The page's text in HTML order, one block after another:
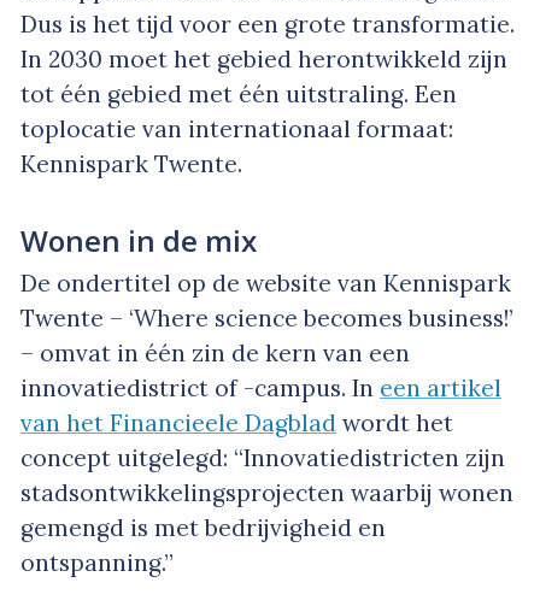
Dus is het tijd voor een grote transformatie.
In 2030 moet het gebied herontwikkeld zijn
tot één gebied met één uitstraling. Een
toplocatie van internationaal formaat:
Kennispark Twente.
Wonen in de mix
De ondertitel op de website van Kennispark
Twente – ‘Where science becomes business!’
– omvat in één zin de kern van een
innovatiedistrict of -campus. In een artikel
van het Financieele Dagblad wordt het
concept uitgelegd: “Innovatiedistricten zijn
stadsontwikkelingsprojecten waarbij wonen
gemengd is met bedrijvigheid en
ontspanning.”